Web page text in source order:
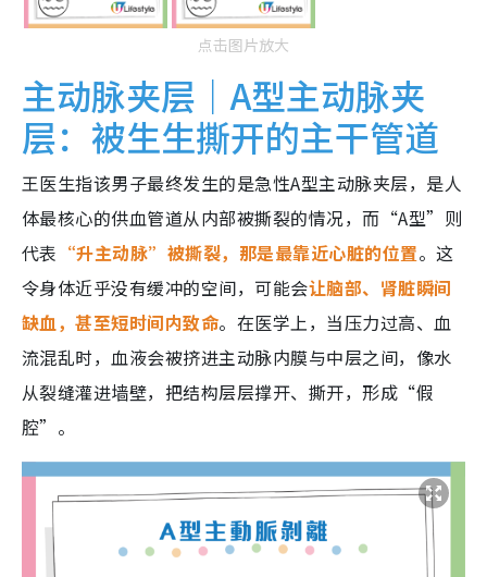
点击图片放大
主动脉夹层｜A型主动脉夹
层：被生生撕开的主干管道
王医生指该男子最终发生的是急性A型主动脉夹层，是人
体最核心的供血管道从内部被撕裂的情况，而“A型”则
代表 “升主动脉”被撕裂，那是最靠近心脏的位置。这
令身体近乎没有缓冲的空间，可能会让脑部、肾脏瞬间
缺血，甚至短时间内致命。在医学上，当压力过高、血
流混乱时，血液会被挤进主动脉内膜与中层之间，像水
从裂缝灌进墙壁，把结构层层撑开、撕开，形成“假
腔”。